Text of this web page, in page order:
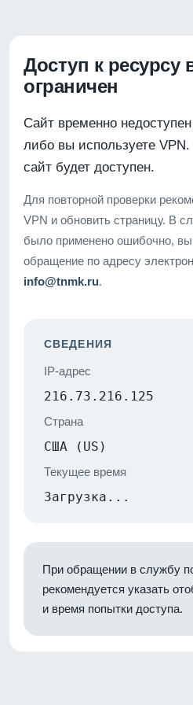
Доступ к ресурсу
ограничен
Сайт временно
либо вы используете
сайт будет доступен.
Для повторной проверки
VPN и обновить страницу. В
было применено ошибочно,
обращение по адресу
info@tnmk.ru.
СВЕДЕНИЯ
IP-адрес
216.73.216.125
Страна
США (US)
Текущее время
Загрузка...
При обращении в службу
рекомендуется указать
и время попытки доступа.